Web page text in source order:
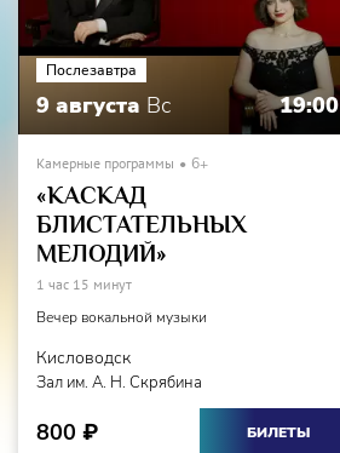
Послезавтра
9 августа Вс 19:00
Камерные программы 6+
«КАСКАД
БЛИСТАТЕЛЬНЫХ
МЕЛОДИЙ»
1 час 15 минут
Вечер вокальной музыки
Кисловодск
Зал им. А. Н. Скрябина
800 ₽ БИЛЕТЫ